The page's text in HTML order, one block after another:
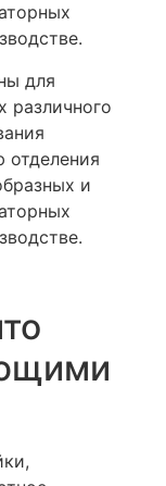
для
различного
и